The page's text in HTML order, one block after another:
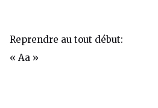
Reprendre au tout début:
« Aa »